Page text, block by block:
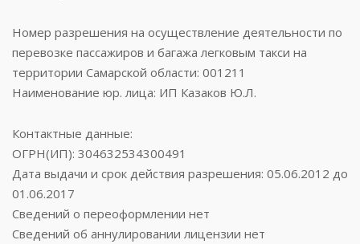
Номер разрешения на осуществление деятельности по
перевозке пассажиров и багажа легковым такси на
территории Самарской области: 001211
Наименование юр. лица: ИП Казаков Ю.Л.
Контактные данные:
ОГРН(ИП): 304632534300491
Дата выдачи и срок действия разрешения: 05.06.2012 до
01.06.2017
Сведений о переоформлении нет
Сведений об аннулировании лицензии нет